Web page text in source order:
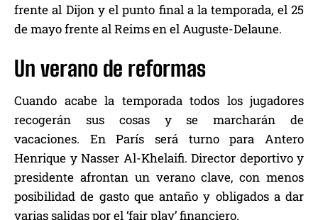
frente al Dijon y el punto final a la temporada, el 25
de mayo frente al Reims en el Auguste-Delaune.
Un verano de reformas
Cuando acabe la temporada todos los jugadores
recogerán sus cosas y se marcharán de
vacaciones. En París será turno para Antero
Henrique y Nasser Al-Khelaifi. Director deportivo y
presidente afrontan un verano clave, con menos
posibilidad de gasto que antaño y obligados a dar
varias salidas por el ‘fair play’ financiero.